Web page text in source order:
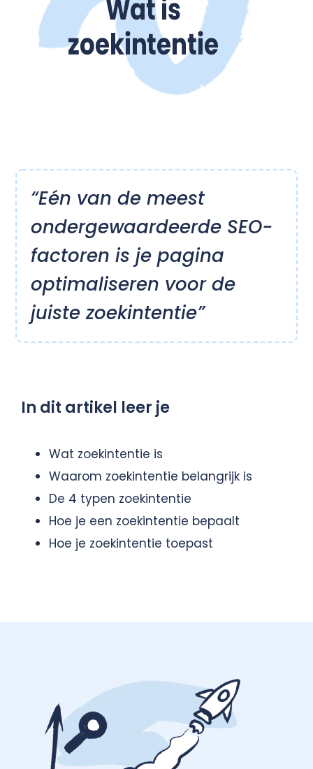
“Eén van de meest
ondergewaardeerde SEO-
factoren is je pagina
optimaliseren voor de
juiste zoekintentie”
In dit artikel leer je
Wat zoekintentie is
Waarom zoekintentie belangrijk is
De 4 typen zoekintentie
Hoe je een zoekintentie bepaalt
Hoe je zoekintentie toepast